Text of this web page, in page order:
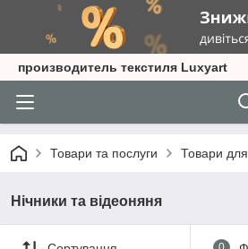
производитель текстиля Luxyart
Товари та послуги Товари для
Нічники та відеоняня